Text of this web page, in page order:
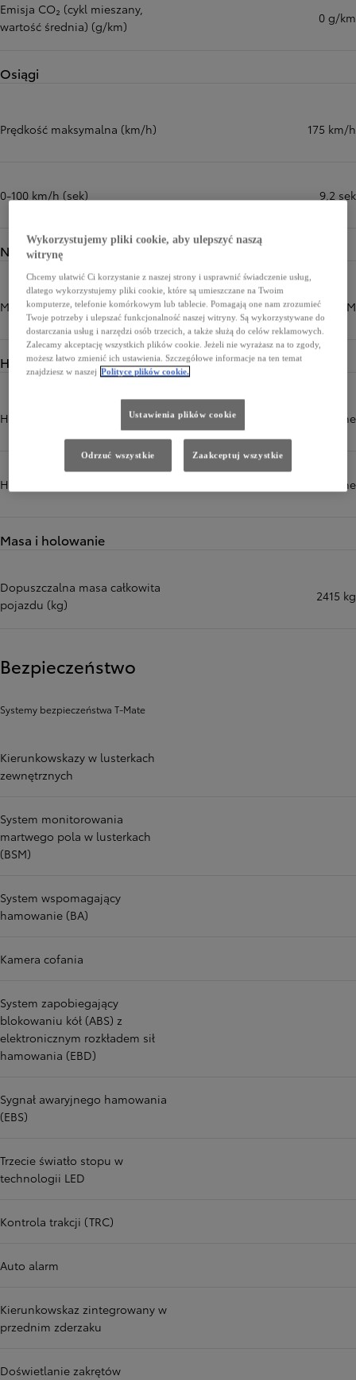
Emisja CO₂ (cykl mieszany,
wartość średnia) (g/km)
0 g/km
Osiągi
Prędkość maksymalna (km/h) 175 km/h
0-100 km/h (sek) 9,2 sek
Napęd
Moc maksymalna (KM) 182 KM
Hamulce
Hamulce przód tarczowe wentylowane
Hamulce tył tarczowe wentylowane
Masa i holowanie
Dopuszczalna masa całkowita
pojazdu (kg)
2415 kg
Bezpieczeństwo
Systemy bezpieczeństwa T-Mate
Kierunkowskazy w lusterkach
zewnętrznych
System monitorowania
martwego pola w lusterkach
(BSM)
System wspomagający
hamowanie (BA)
Kamera cofania
System zapobiegający
blokowaniu kół (ABS) z
elektronicznym rozkładem sił
hamowania (EBD)
Sygnał awaryjnego hamowania
(EBS)
Trzecie światło stopu w
technologii LED
Kontrola trakcji (TRC)
Auto alarm
Kierunkowskaz zintegrowany w
przednim zderzaku
Doświetlanie zakrętów
Wykorzystujemy pliki cookie, aby ulepszyć naszą
witrynę
Chcemy ułatwić Ci korzystanie z naszej strony i usprawnić świadczenie usług,
dlatego wykorzystujemy pliki cookie, które są umieszczane na Twoim
komputerze, telefonie komórkowym lub tablecie. Pomagają one nam zrozumieć
Twoje potrzeby i ulepszać funkcjonalność naszej witryny. Są wykorzystywane do
dostarczania usług i narzędzi osób trzecich, a także służą do celów reklamowych.
Zalecamy akceptację wszystkich plików cookie. Jeżeli nie wyrażasz na to zgody,
możesz łatwo zmienić ich ustawienia. Szczegółowe informacje na ten temat
znajdziesz w naszej Polityce plików cookie.
Ustawienia plików cookie
Odrzuć wszystkie Zaakceptuj wszystkie